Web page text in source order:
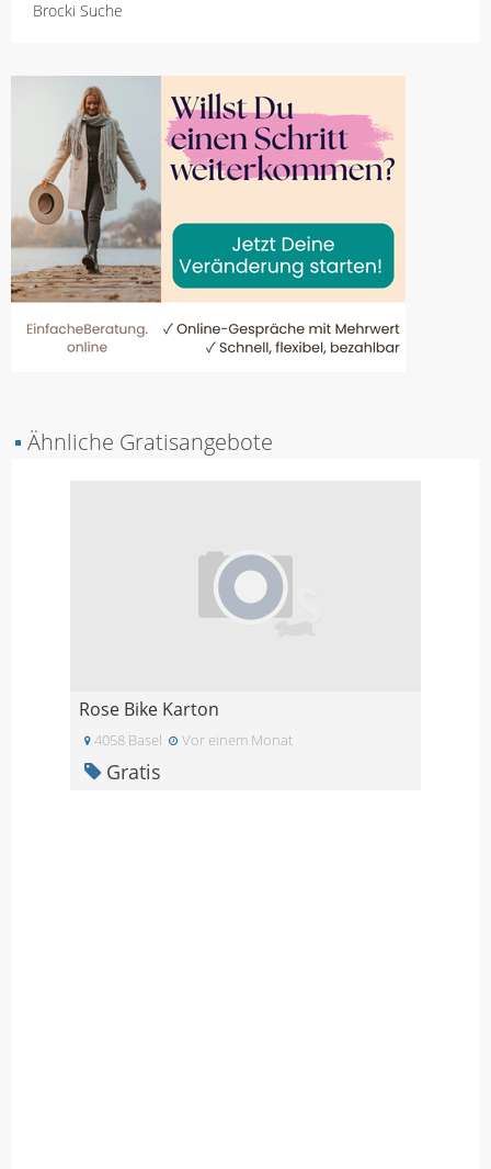
Brocki Suche
▪ Ähnliche Gratisangebote
Rose Bike Karton
4058 Basel Vor einem Monat
Gratis